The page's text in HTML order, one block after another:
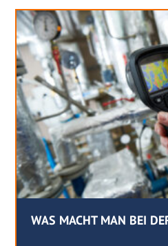
WAS MACHT MAN BEI